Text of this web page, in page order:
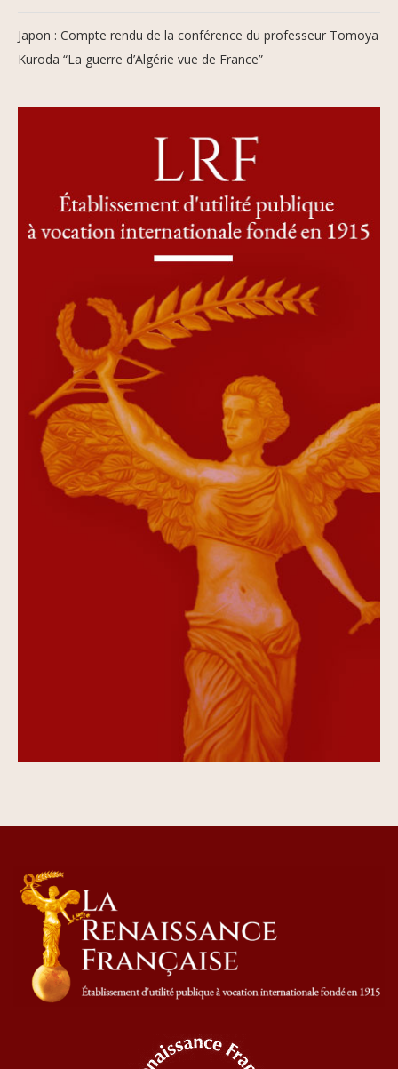
Japon : Compte rendu de la conférence du professeur Tomoya
Kuroda “La guerre d’Algérie vue de France”